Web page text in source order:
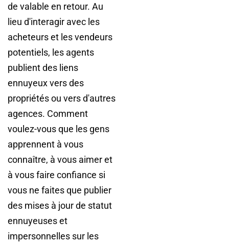
de valable en retour. Au
lieu d'interagir avec les
acheteurs et les vendeurs
potentiels, les agents
publient des liens
ennuyeux vers des
propriétés ou vers d'autres
agences. Comment
voulez-vous que les gens
apprennent à vous
connaître, à vous aimer et
à vous faire confiance si
vous ne faites que publier
des mises à jour de statut
ennuyeuses et
impersonnelles sur les